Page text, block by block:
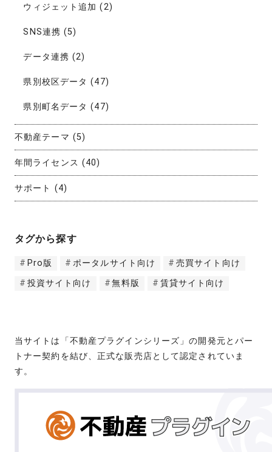
ウィジェット追加 (2)
SNS連携 (5)
データ連携 (2)
県別校区データ (47)
県別町名データ (47)
不動産テーマ (5)
年間ライセンス (40)
サポート (4)
タグから探す
Pro版 ポータルサイト向け
売買サイト向け
投資サイト向け
無料版 賃貸サイト向け
当サイトは「不動産プラグインシリーズ」の開発元とパー
トナー契約を結び、正式な販売店として認定されていま
す。